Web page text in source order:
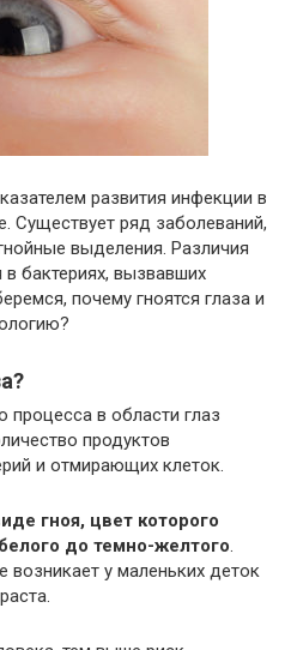
развития инфекции в
Существует ряд заболеваний,
выделения. Различия
бактериях, вызвавших
почему гноятся глаза и
процесса в области глаз
продуктов
и отмирающих клеток.
гноя, цвет которого
до темно-желтого.
возникает у маленьких деток